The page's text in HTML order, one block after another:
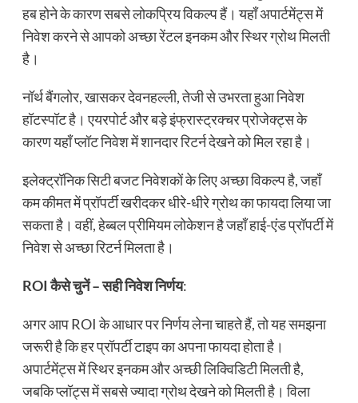
हब होने के कारण सबसे लोकप्रिय विकल्प हैं। यहाँ अपार्टमेंट्स में
निवेश करने से आपको अच्छा रेंटल इनकम और स्थिर ग्रोथ मिलती
है।
नॉर्थ बैंगलोर, खासकर देवनहल्ली, तेजी से उभरता हुआ निवेश
हॉटस्पॉट है। एयरपोर्ट और बड़े इंफ्रास्ट्रक्चर प्रोजेक्ट्स के
कारण यहाँ प्लॉट निवेश में शानदार रिटर्न देखने को मिल रहा है।
इलेक्ट्रॉनिक सिटी बजट निवेशकों के लिए अच्छा विकल्प है, जहाँ
कम कीमत में प्रॉपर्टी खरीदकर धीरे-धीरे ग्रोथ का फायदा लिया जा
सकता है। वहीं, हेब्बल प्रीमियम लोकेशन है जहाँ हाई-एंड प्रॉपर्टी में
निवेश से अच्छा रिटर्न मिलता है।
ROI कैसे चुनें – सही निवेश निर्णय:
अगर आप ROI के आधार पर निर्णय लेना चाहते हैं, तो यह समझना
जरूरी है कि हर प्रॉपर्टी टाइप का अपना फायदा होता है।
अपार्टमेंट्स में स्थिर इनकम और अच्छी लिक्विडिटी मिलती है,
जबकि प्लॉट्स में सबसे ज्यादा ग्रोथ देखने को मिलती है। विला